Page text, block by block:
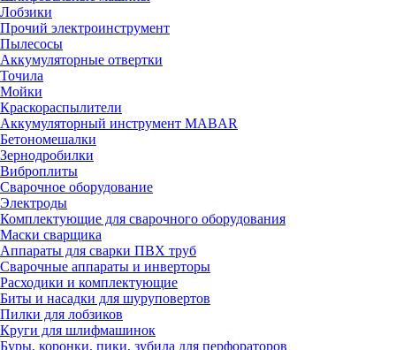
Лобзики
Прочий электроинструмент
Пылесосы
Аккумуляторные отвертки
Точила
Мойки
Краскораспылители
Аккумуляторный инструмент MABAR
Бетономешалки
Зернодробилки
Виброплиты
Сварочное оборудование
Электроды
Комплектующие для сварочного оборудования
Маски сварщика
Аппараты для сварки ПВХ труб
Сварочные аппараты и инверторы
Расходики и комплектующие
Биты и насадки для шуруповертов
Пилки для лобзиков
Круги для шлифмашинок
Буры, коронки, пики, зубила для перфораторов